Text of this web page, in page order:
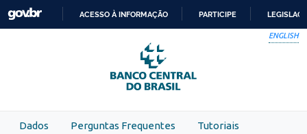
Skip to main content
PARA
O
CONTEÚDO
ACESSO À INFORMAÇÃO PARTICIPE
ENGLISH
Dados Perguntas Frequentes Tutoriais